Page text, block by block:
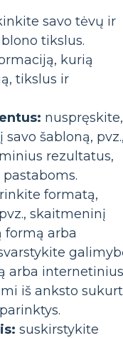
savo tėvų ir
tikslus.
kurią
tikslus ir
nuspręskite,
šabloną,
rezultatus,
formatą,
skaitmeninį
formą arba
arba internetinius
iš anksto
suskirstykite